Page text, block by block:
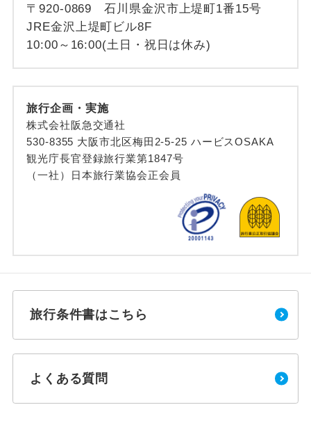
〒920-0869 石川県金沢市上堤町1番15号
JRE金沢上堤町ビル8F
10:00～16:00(土日・祝日は休み)
旅行企画・実施
株式会社阪急交通社
530-8355 大阪市北区梅田2-5-25 ハービスOSAKA
観光庁長官登録旅行業第1847号
（一社）日本旅行業協会正会員
旅行条件書はこちら
よくある質問